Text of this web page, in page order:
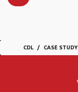
CDL CASE STUDY